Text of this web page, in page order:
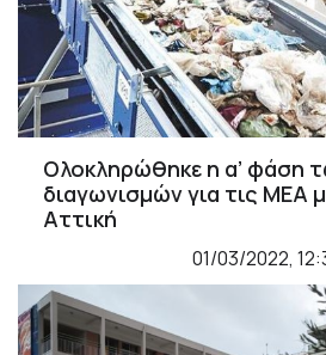
Ολοκληρώθηκε η α’ φάση
διαγωνισμών για τις ΜΕΑ
Αττική
01/03/2022,